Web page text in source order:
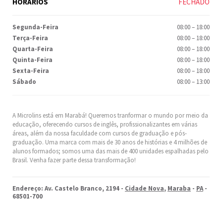
A Microlins está em Marabá! Queremos tranformar o mundo por meio da
educação, oferecendo cursos de inglês, profissionalizantes em várias
áreas, além da nossa faculdade com cursos de graduação e pós-
graduação. Uma marca com mais de 30 anos de histórias e 4 milhões de
alunos formados; somos uma das mais de 400 unidades espalhadas pelo
Brasil. Venha fazer parte dessa transformação!
Endereço: Av. Castelo Branco, 2194 - Cidade Nova, Maraba - PA-
68501-700
Segunda-Feira 08:00– 18:00
Terça-Feira
08:00– 18:00
Quarta-Feira
08:00– 18:00
Quinta-Feira
08:00– 18:00
Sexta-Feira
08:00– 18:00
Sábado
08:00– 13:00